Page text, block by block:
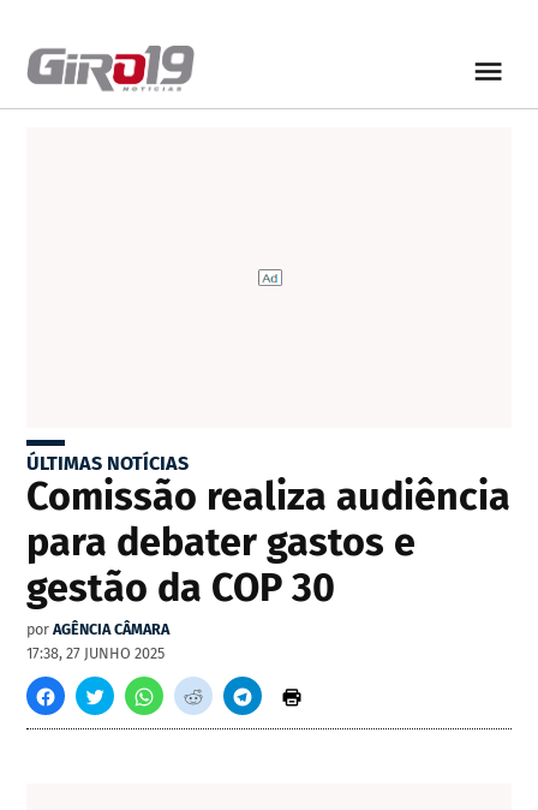
ÚLTIMAS NOTÍCIAS
Comissão realiza audiência
para debater gastos e
gestão da COP 30
por AGÊNCIA CÂMARA
17:38, 27 JUNHO 2025